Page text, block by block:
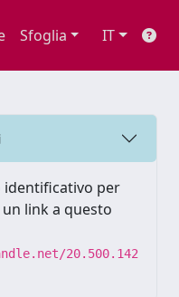
Sfoglia IT
identificativo per
link a questo
20.500.142